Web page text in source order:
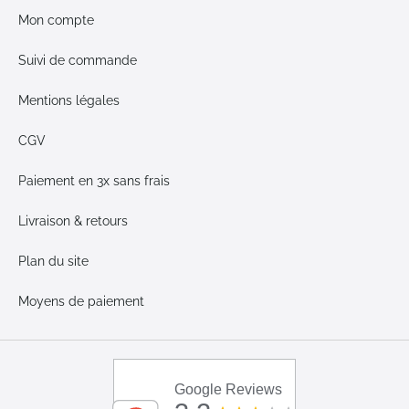
Mon compte
Suivi de commande
Mentions légales
CGV
Paiement en 3x sans frais
Livraison & retours
Plan du site
Moyens de paiement
Google Reviews